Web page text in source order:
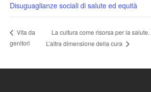
Disuguaglianze sociali di salute ed equità
Vita da
genitori
La cultura come risorsa per la
L’altra dimensione della cura